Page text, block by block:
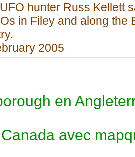
hunter Russ Kellett
in Filey and along the
2005
en
avec